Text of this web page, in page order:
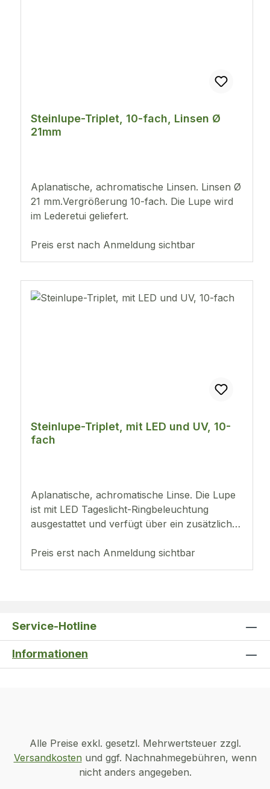
Steinlupe-Triplet, 10-fach, Linsen Ø
21mm
Aplanatische, achromatische Linsen. Linsen Ø
21 mm.Vergrößerung 10-fach. Die Lupe wird
im Lederetui geliefert.
Preis erst nach Anmeldung sichtbar
Steinlupe-Triplet, mit LED und UV, 10-
fach
Aplanatische, achromatische Linse. Die Lupe
ist mit LED Tageslicht-Ringbeleuchtung
ausgestattet und verfügt über ein zusätzliches
geliefert.Linsendurchmesser 21 mm10-fach
VergrößerungLED-Tageslicht BeleuchtungUV-
Preis erst nach Anmeldung sichtbar
Service-Hotline
Informationen
Alle Preise exkl. gesetzl. Mehrwertsteuer zzgl.
Versandkosten und ggf. Nachnahmegebühren, wenn
nicht anders angegeben.